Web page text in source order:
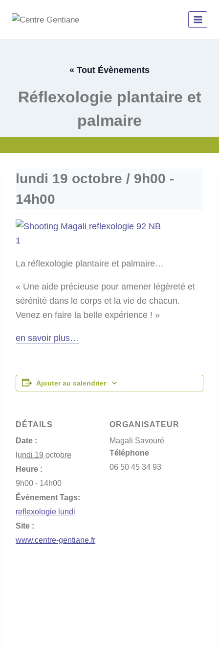
« Tout Évènements
Réflexologie plantaire et
palmaire
lundi 19 octobre / 9h00 -
14h00
La réflexologie plantaire et palmaire…
« Une aide précieuse pour amener légèreté et
sérénité dans le corps et la vie de chacun.
Venez en faire la belle expérience ! »
en savoir plus…
Ajouter au calendrier
DÉTAILS
Date :
lundi 19 octobre
Heure :
9h00 - 14h00
Évènement Tags:
reflexologie lundi
Site :
www.centre-gentiane.fr
ORGANISATEUR
Magali Savouré
Téléphone
06 50 45 34 93